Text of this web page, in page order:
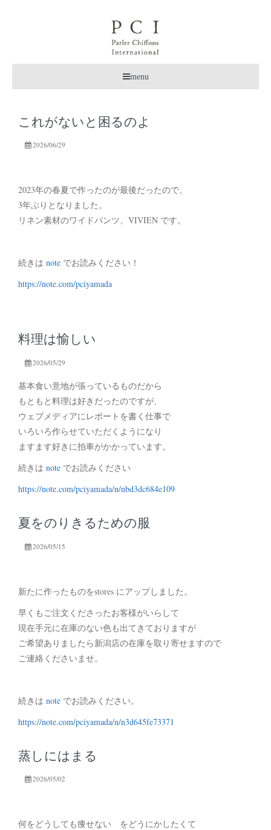
menu
これがないと困るのよ
2026/06/29
2023年の春夏で作ったのが最後だったので、
3年ぶりとなりました。
リネン素材のワイドパンツ、VIVIEN です。
続きは note でお読みください！
https://note.com/pciyamada
料理は愉しい
2026/05/29
基本食い意地が張っているものだから
もともと料理は好きだったのですが、
ウェブメディアにレポートを書く仕事で
いろいろ作らせていただくようになり
ますます好きに拍車がかかっています。
続きは note でお読みください
https://note.com/pciyamada/n/nbd3dc684e109
夏をのりきるための服
2026/05/15
新たに作ったものをstores にアップしました。
早くもご注文くださったお客様がいらして
現在手元に在庫のない色も出てきておりますが
ご希望ありましたら新潟店の在庫を取り寄せますので
ご連絡くださいませ。
続きは note でお読みください。
https://note.com/pciyamada/n/n3d645fe73371
蒸しにはまる
2026/05/02
何をどうしても痩せない をどうにかしたくて